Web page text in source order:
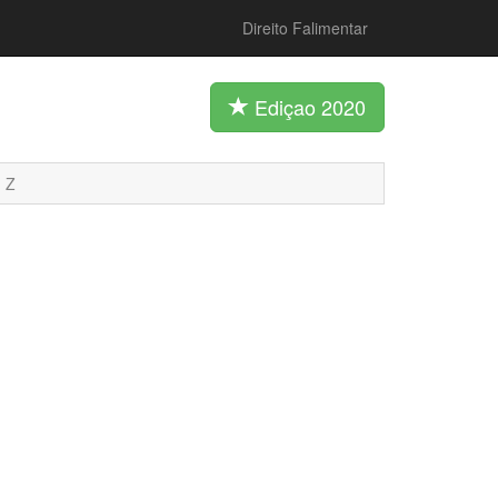
Direito Falimentar
Ediçao 2020
Z